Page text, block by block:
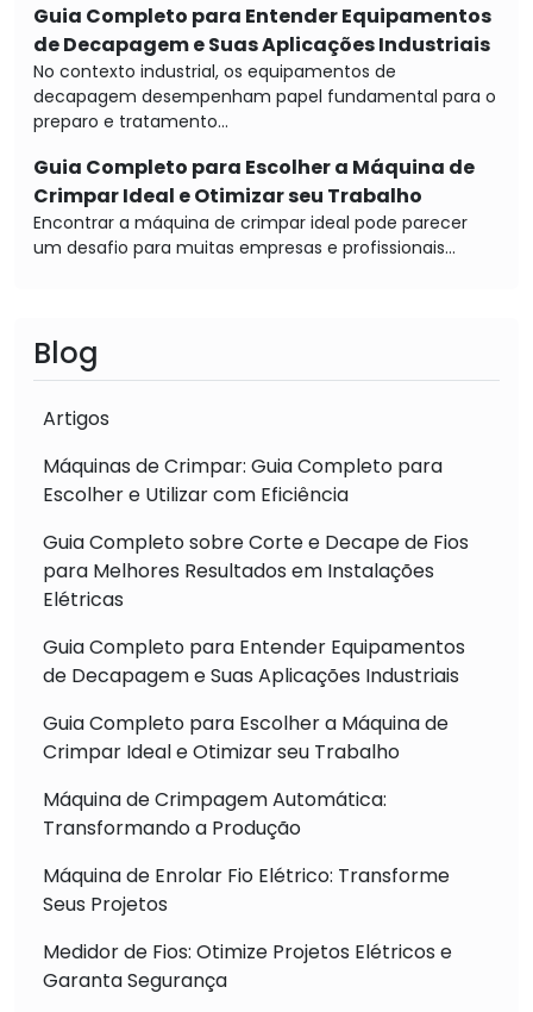
Guia Completo para Entender Equipamentos
de Decapagem e Suas Aplicações Industriais
No contexto industrial, os equipamentos de
decapagem desempenham papel fundamental para o
preparo e tratamento...
Guia Completo para Escolher a Máquina de
Crimpar Ideal e Otimizar seu Trabalho
Encontrar a máquina de crimpar ideal pode parecer
um desafio para muitas empresas e profissionais...
Blog
Artigos
Máquinas de Crimpar: Guia Completo para
Escolher e Utilizar com Eficiência
Guia Completo sobre Corte e Decape de Fios
para Melhores Resultados em Instalações
Elétricas
Guia Completo para Entender Equipamentos
de Decapagem e Suas Aplicações Industriais
Guia Completo para Escolher a Máquina de
Crimpar Ideal e Otimizar seu Trabalho
Máquina de Crimpagem Automática:
Transformando a Produção
Máquina de Enrolar Fio Elétrico: Transforme
Seus Projetos
Medidor de Fios: Otimize Projetos Elétricos e
Garanta Segurança